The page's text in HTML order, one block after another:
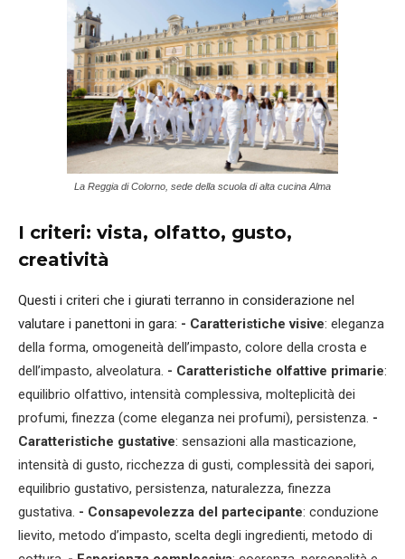
La Reggia di Colorno, sede della scuola di alta cucina Alma
I criteri: vista, olfatto, gusto,
creatività
Questi i criteri che i giurati terranno in considerazione nel
valutare i panettoni in gara: - Caratteristiche visive: eleganza
della forma, omogeneità dell’impasto, colore della crosta e
dell’impasto, alveolatura. - Caratteristiche olfattive primarie:
equilibrio olfattivo, intensità complessiva, molteplicità dei
profumi, finezza (come eleganza nei profumi), persistenza. -
Caratteristiche gustative: sensazioni alla masticazione,
intensità di gusto, ricchezza di gusti, complessità dei sapori,
equilibrio gustativo, persistenza, naturalezza, finezza
gustativa. - Consapevolezza del partecipante: conduzione
lievito, metodo d’impasto, scelta degli ingredienti, metodo di